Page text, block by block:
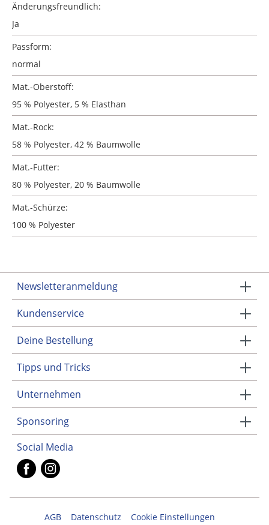
Änderungsfreundlich:
Ja
Passform:
normal
Mat.-Oberstoff:
95 % Polyester, 5 % Elasthan
Mat.-Rock:
58 % Polyester, 42 % Baumwolle
Mat.-Futter:
80 % Polyester, 20 % Baumwolle
Mat.-Schürze:
100 % Polyester
Newsletteranmeldung
Kundenservice
Deine Bestellung
Tipps und Tricks
Unternehmen
Sponsoring
Social Media
AGB Datenschutz Cookie Einstellungen